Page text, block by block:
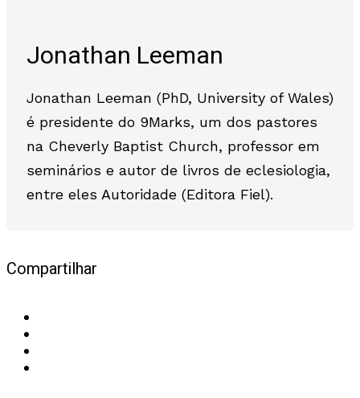
Jonathan Leeman
Jonathan Leeman (PhD, University of Wales)
é presidente do 9Marks, um dos pastores
na Cheverly Baptist Church, professor em
seminários e autor de livros de eclesiologia,
entre eles Autoridade (Editora Fiel).
Compartilhar